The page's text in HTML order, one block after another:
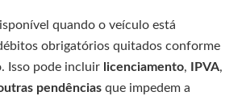
quando o veículo está
obrigatórios quitados conforme
Isso pode incluir licenciamento, IPVA,
pendências que impedem a